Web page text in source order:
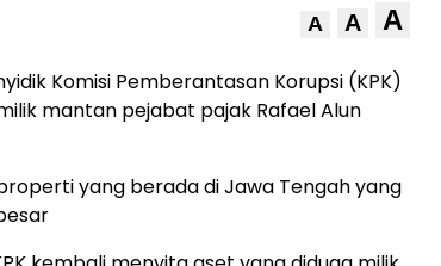
A A A
Komisi Pemberantasan Korupsi (KPK)
mantan pejabat pajak Rafael Alun
yang berada di Jawa Tengah yang